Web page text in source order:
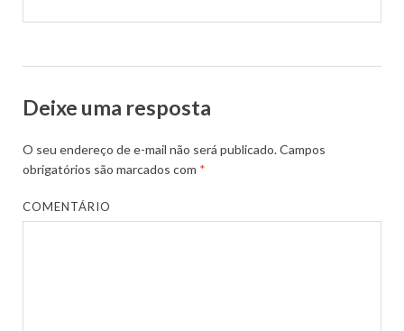
Deixe uma resposta
O seu endereço de e-mail não será publicado.Campos
obrigatórios são marcados com *
COMENTÁRIO